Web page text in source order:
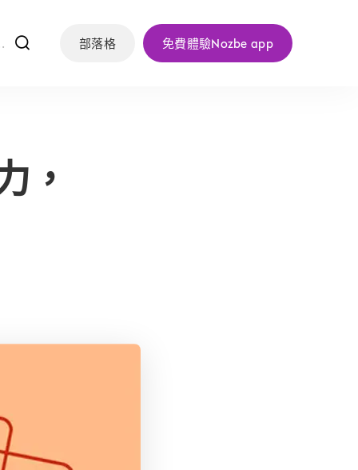
f 部落格 免費體驗Nozbe app
，